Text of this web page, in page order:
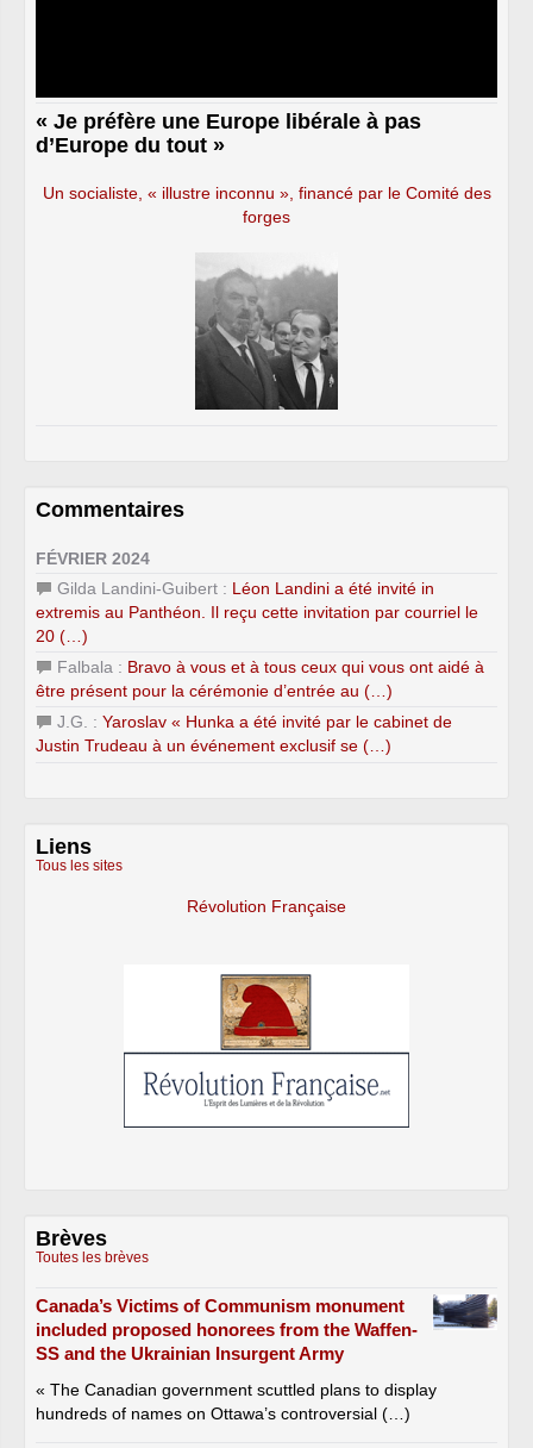
« Je préfère une Europe libérale à pas
d’Europe du tout »
Un socialiste, « illustre inconnu », financé par le Comité des
forges
Commentaires
FÉVRIER 2024
Gilda Landini-Guibert : Léon Landini a été invité in
extremis au Panthéon. Il reçu cette invitation par courriel le
20 (…)
Falbala : Bravo à vous et à tous ceux qui vous ont aidé à
être présent pour la cérémonie d’entrée au (…)
J.G. : Yaroslav « Hunka a été invité par le cabinet de
Justin Trudeau à un événement exclusif se (…)
Liens
Tous les sites
Révolution Française
Brèves
Toutes les brèves
Canada’s Victims of Communism monument
included proposed honorees from the Waffen-
SS and the Ukrainian Insurgent Army
« The Canadian government scuttled plans to display
hundreds of names on Ottawa’s controversial (…)